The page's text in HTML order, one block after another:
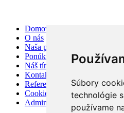
Súbory
technológie
používame
Domov
O nás
Naša ponuka
Ponúknite nám
Náš tím
Kontakt
Referencie
Cookies
Admin